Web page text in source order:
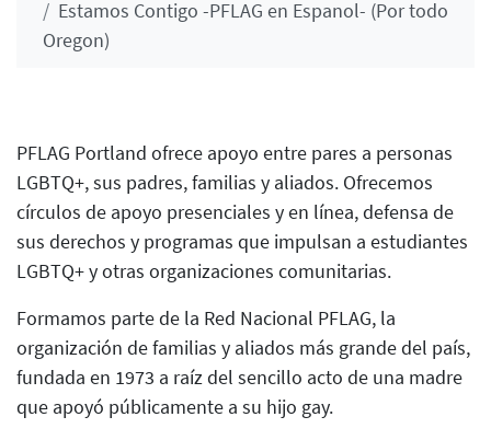
Estamos Contigo -PFLAG en Espanol- (Por todo
Oregon)
PFLAG Portland ofrece apoyo entre pares a personas
LGBTQ+, sus padres, familias y aliados. Ofrecemos
círculos de apoyo presenciales y en línea, defensa de
sus derechos y programas que impulsan a estudiantes
LGBTQ+ y otras organizaciones comunitarias.
Formamos parte de la Red Nacional PFLAG, la
organización de familias y aliados más grande del país,
fundada en 1973 a raíz del sencillo acto de una madre
que apoyó públicamente a su hijo gay.